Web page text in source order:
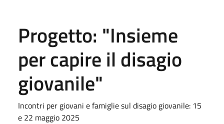
Progetto: "Insieme
per capire il disagio
giovanile"
Incontri per giovani e famiglie sul disagio giovanile: 15
e 22 maggio 2025